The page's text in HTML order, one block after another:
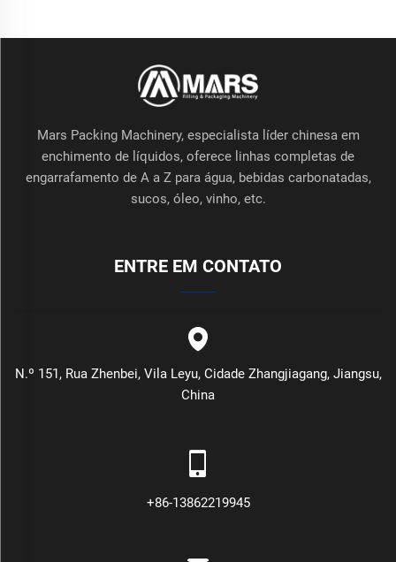
Mars Packing Machinery, especialista líder chinesa em
enchimento de líquidos, oferece linhas completas de
engarrafamento de A a Z para água, bebidas carbonatadas,
sucos, óleo, vinho, etc.
ENTRE EM CONTATO
N.º 151, Rua Zhenbei, Vila Leyu, Cidade Zhangjiagang, Jiangsu,
China
+86-13862219945